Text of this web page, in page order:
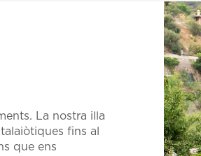
La nostra illa
fins al
que ens